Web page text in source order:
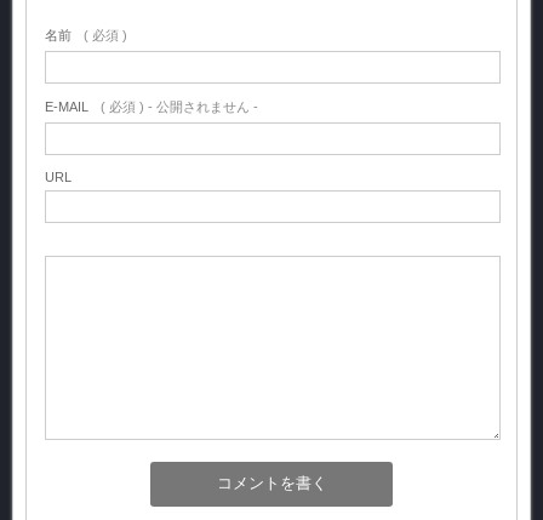
名前 ( 必須 )
E-MAIL ( 必須 ) - 公開されません -
URL